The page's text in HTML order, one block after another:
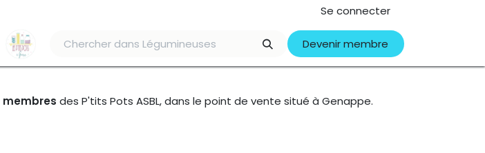
Se connecter
​​​​​Devenir membre​​​​​
membres des P'tits Pots ASBL, dans le point de vente situé à Genappe.